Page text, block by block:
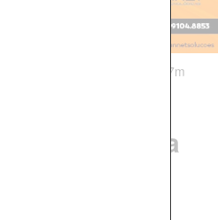
em 07/02/2024 às 07h07m
morre
na garupa